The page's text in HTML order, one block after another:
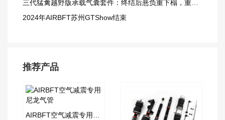
三代猛禽越野版承载气囊套件：终结后悬负重下榻，重载越野更从容
2024年AIRBFT苏州GTShow结束
推荐产品
AIRBFT空气减震专用尼龙气管